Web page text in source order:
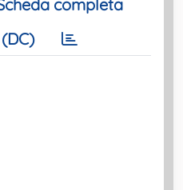
completa